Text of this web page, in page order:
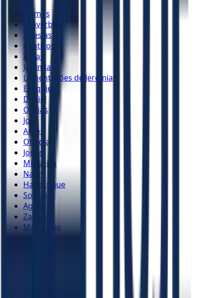
Salmos
Provérbios
Eclesiastes
Cânticos
Isaías
Jeremias
Lamentações de Jeremias
Ezequiel
Daniel
Oséias
Joel
Amós
Obadias
Jonas
Miquéias
Naum
Habacuque
Sofonias
Ageu
Zacarias
Malaquias